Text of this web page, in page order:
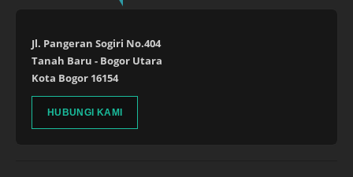
Jl. Pangeran Sogiri No.404
Tanah Baru - Bogor Utara
Kota Bogor 16154
HUBUNGI KAMI